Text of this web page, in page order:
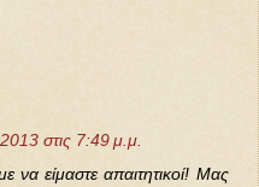
στις 7:49 μ.μ.
να είμαστε απαιτητικοί! Μας